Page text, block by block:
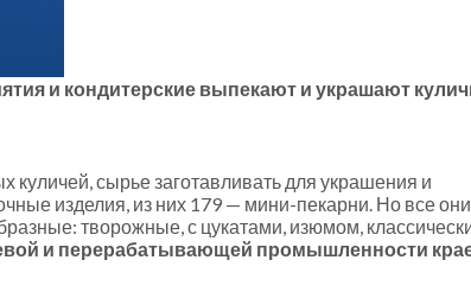
и кондитерские выпекают и украшают
куличей, сырье заготавливать для украшения и
изделия, из них 179 — мини-пекарни. Но все
творожные, с цукатами, изюмом,
и перерабатывающей промышленности